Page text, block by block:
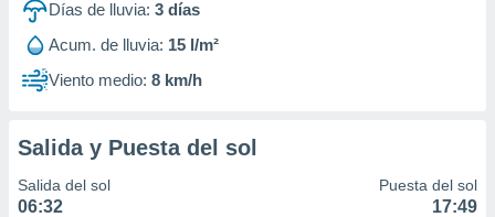
Días de lluvia: 3 días
Acum. de lluvia: 15 l/m²
Viento medio: 8 km/h
Salida y Puesta del sol
Salida del sol
06:32
Puesta del sol
17:49